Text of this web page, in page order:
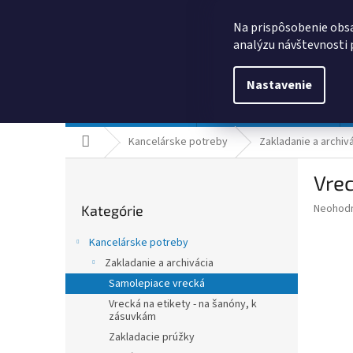
Na prispôsobenie
analýzu návštevnosti
Nastavenie
DomovKancelárske potreby Zakladanie a
a
kategórie
Kategórie
Kancelárske potreby
Zakladanie a archivácia
Samolepiace vrecká
Vrecká na etikety - na šanóny, k
zásuvkám
Zakladacie prúžky